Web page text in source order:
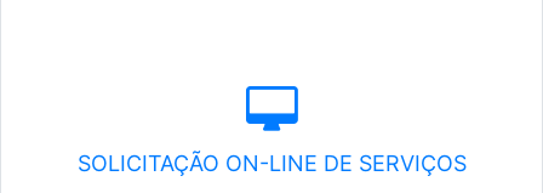
SOLICITAÇÃO ON-LINE DE SERVIÇOS